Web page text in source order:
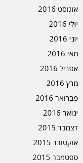
אוגוסט 2016
יולי 2016
יוני 2016
מאי 2016
אפריל 2016
מרץ 2016
פברואר 2016
ינואר 2016
דצמבר 2015
אוקטובר 2015
ספטמבר 2015